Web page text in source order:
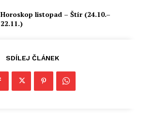
Horoskop listopad – Štír (24.10.–
22.11.)
SDÍLEJ ČLÁNEK